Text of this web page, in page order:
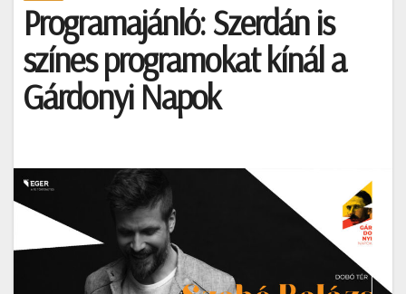
Programajánló: Szerdán is
színes programokat kínál a
Gárdonyi Napok